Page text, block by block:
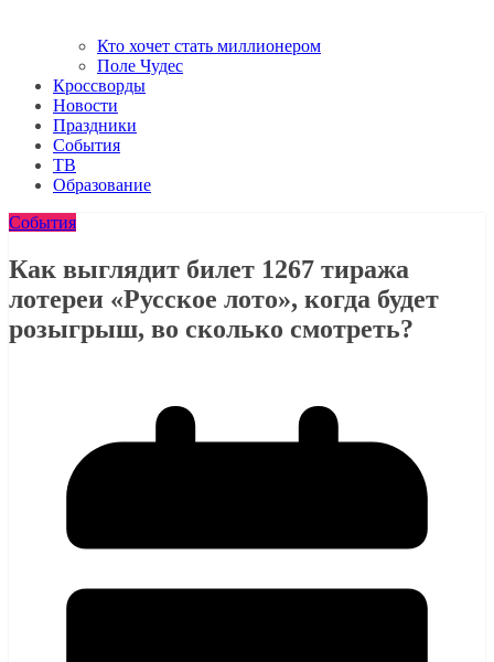
Кто хочет стать миллионером
Поле Чудес
Кроссворды
Новости
Праздники
События
ТВ
Образование
События
Как выглядит билет 1267 тиража
лотереи «Русское лото», когда будет
розыгрыш, во сколько смотреть?